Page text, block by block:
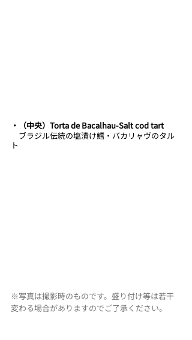
・（中央）Torta de Bacalhau-Salt cod tart
ブラジル伝統の塩漬け鱈・バカリャヴのタル
ト
※写真は撮影時のものです。盛り付け等は若干
変わる場合がありますのでご了承ください。